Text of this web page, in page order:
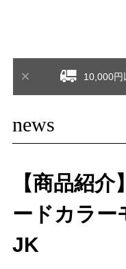
10,000円
news
【商品紹
ードカラー
JK